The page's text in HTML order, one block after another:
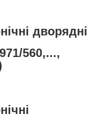
дворядні
560,...,